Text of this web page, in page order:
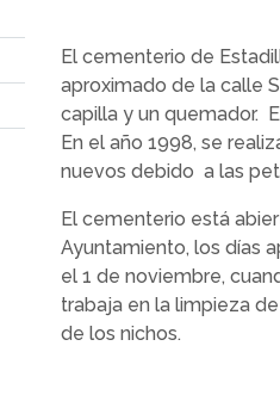
El cementerio de
aproximado de la calle
capilla y un quemador.
En el año 1998, se
nuevos debido a las
El cementerio está
Ayuntamiento, los días
el 1 de noviembre,
trabaja en la limpieza
de los nichos.